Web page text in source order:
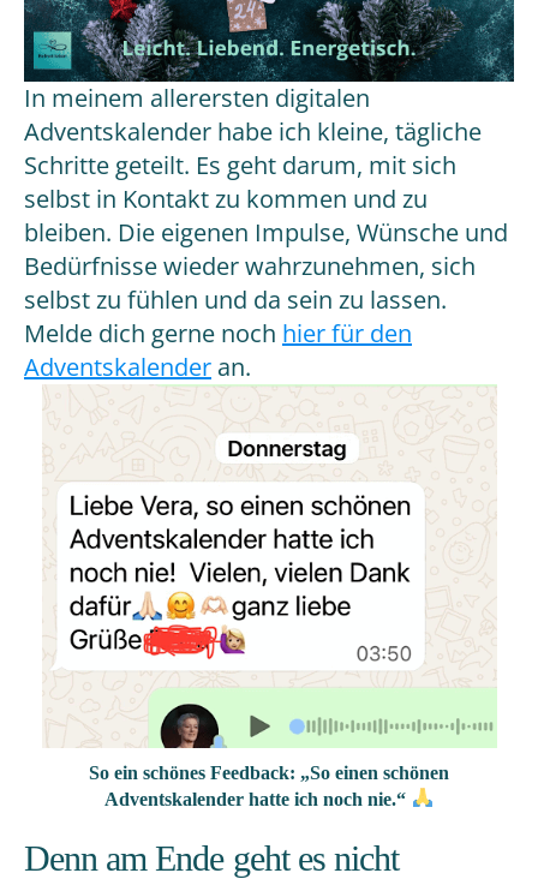
In meinem allerersten digitalen
Adventskalender habe ich kleine, tägliche
Schritte geteilt. Es geht darum, mit sich
selbst in Kontakt zu kommen und zu
bleiben. Die eigenen Impulse, Wünsche und
Bedürfnisse wieder wahrzunehmen, sich
selbst zu fühlen und da sein zu lassen.
Melde dich gerne noch hier für den
Adventskalender an.
So ein schönes Feedback: „So einen schönen
Adventskalender hatte ich noch nie.“
Denn am Ende geht es nicht